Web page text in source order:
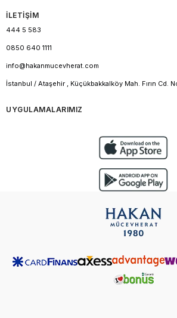
İLETİŞİM
444 5 583
0850 640 1111
info@hakanmucevherat.com
İstanbul / Ataşehir , Küçükbakkalköy Mah. Fırın Cd.
UYGULAMALARIMIZ